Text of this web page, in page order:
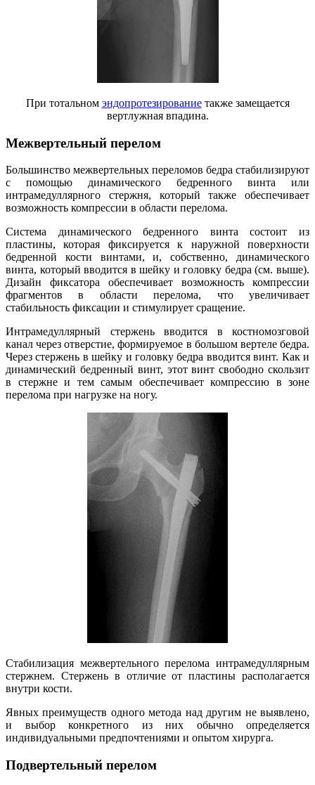
При тотальном эндопротезированиетакже замещается
вертлужная впадина.
Межвертельный перелом
Большинство межвертельных переломов бедра стабилизируют
с помощью динамического бедренного винта или
интрамедуллярного стержня, который также обеспечивает
возможность компрессии в области перелома.
Система динамического бедренного винта состоит из
пластины, которая фиксируется к наружной поверхности
бедренной кости винтами, и, собственно, динамического
винта, который вводится в шейку и головку бедра (см. выше).
Дизайн фиксатора обеспечивает возможность компрессии
фрагментов в области перелома, что увеличивает
стабильность фиксации и стимулирует сращение.
Интрамедуллярный стержень вводится в костномозговой
канал через отверстие, формируемое в большом вертеле бедра.
Через стержень в шейку и головку бедра вводится винт. Как и
динамический бедренный винт, этот винт свободно скользит
в стержне и тем самым обеспечивает компрессию в зоне
перелома при нагрузке на ногу.
Стабилизация межвертельного перелома интрамедуллярным
стержнем. Стержень в отличие от пластины располагается
внутри кости.
Явных преимуществ одного метода над другим не выявлено,
и выбор конкретного из них обычно определяется
индивидуальными предпочтениями и опытом хирурга.
Подвертельный перелом